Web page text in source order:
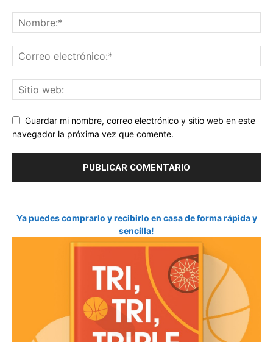
Guardar mi nombre, correo electrónico y sitio web en este
navegador la próxima vez que comente.
Ya puedes comprarlo y recibirlo en casa de forma rápida y
sencilla!